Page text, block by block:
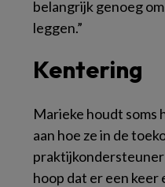
belangrijk genoeg
leggen.”
Kentering
Marieke houdt soms
aan hoe ze in de
hoop dat er een